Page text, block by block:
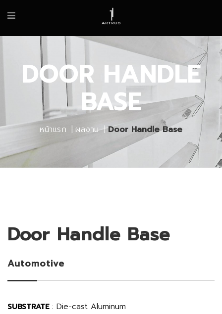
DOOR HANDLE
BASE
หน้าแรก ผลงาน Door Handle Base
Door Handle Base
Automotive
SUBSTRATE: Die-cast Aluminum